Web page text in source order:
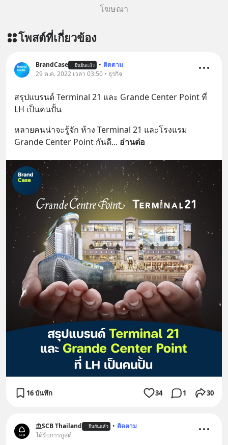
โฆษณา
โพสต์ที่เกี่ยวข้อง
BrandCase ยืนยันแล้ว • ติดตาม
29 ต.ค. 2022 เวลา 03:50 • ธุรกิจ
สรุปแบรนด์ Terminal 21 และ Grande Center Point ที่
LH เป็นคนปั้น
หลายคนน่าจะรู้จัก ห้าง Terminal 21 และโรงแรม
Grande Center Point กันดี... อ่านต่อ
16 บันทึก 34 1 30
SCB Thailand ยืนยันแล้ว • ติดตาม
ได้รับการบูสต์